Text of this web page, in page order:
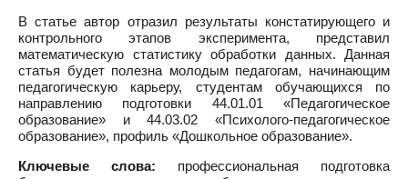
В статье автор отразил результаты констатирующего и
контрольного этапов эксперимента, представил
математическую статистику обработки данных. Данная
статья будет полезна молодым педагогам, начинающим
педагогическую карьеру, студентам обучающихся по
направлению подготовки 44.01.01 «Педагогическое
образование» и 44.03.02 «Психолого-педагогическое
образование», профиль «Дошкольное образование».
Ключевые слова: профессиональная подготовка